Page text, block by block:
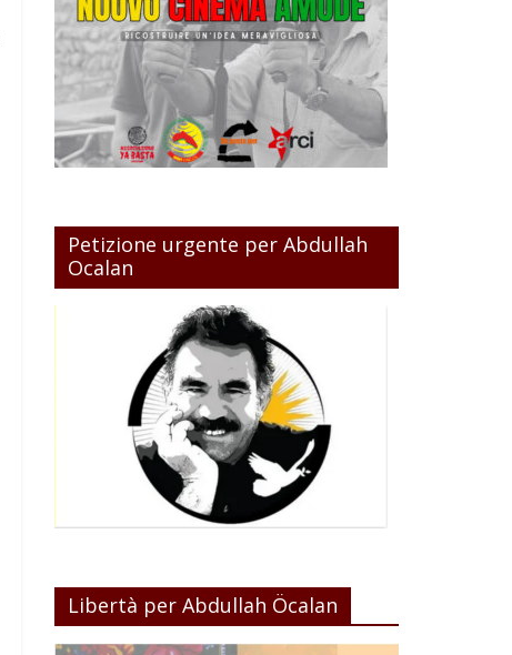
Petizione urgente per Abdullah
Ocalan
Libertà per Abdullah Öcalan